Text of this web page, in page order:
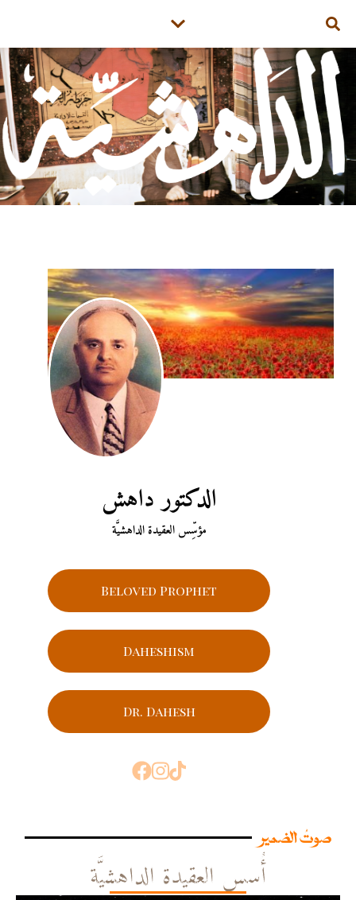
الدكتور داهش
مؤسِّس العقيدة الداهشيَّة
Beloved Prophet
Daheshism
Dr. Dahesh
صوتُ الضمير
أُسس العقيدة الداهشيَّة